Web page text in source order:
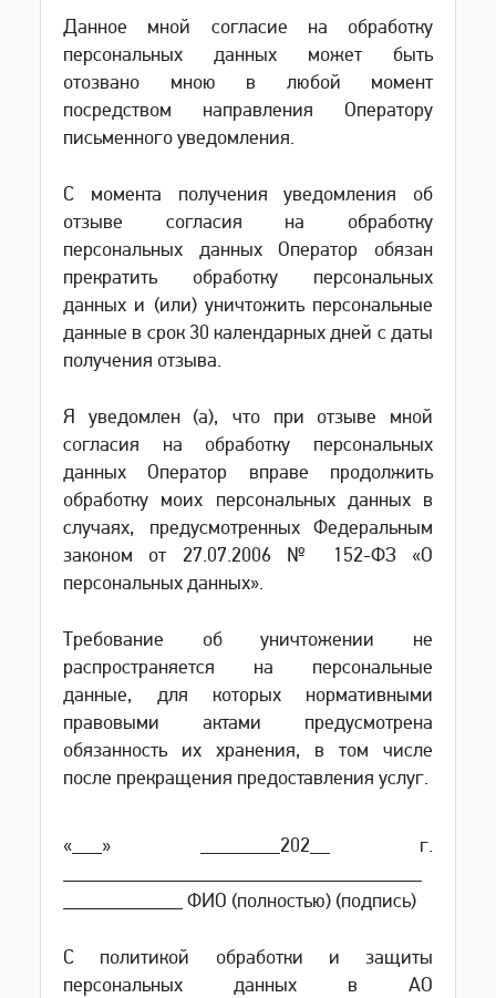
Данное мной согласие на обработку
персональных данных может быть
отозвано мною в любой момент
посредством направления Оператору
письменного уведомления.
С момента получения уведомления об
отзыве согласия на обработку
персональных данных Оператор обязан
прекратить обработку персональных
данных и (или) уничтожить персональные
данные в срок 30 календарных дней с даты
получения отзыва.
Я уведомлен (а), что при отзыве мной
согласия на обработку персональных
данных Оператор вправе продолжить
обработку моих персональных данных в
случаях, предусмотренных Федеральным
законом от 27.07.2006 № 152-ФЗ «О
персональных данных».
Требование об уничтожении не
распространяется на персональные
данные, для которых нормативными
правовыми актами предусмотрена
обязанность их хранения, в том числе
после прекращения предоставления услуг.
«___» ________202__ г.
____________ ФИО (полностью) (подпись)
С политикой обработки и защиты
персональных данных в АО